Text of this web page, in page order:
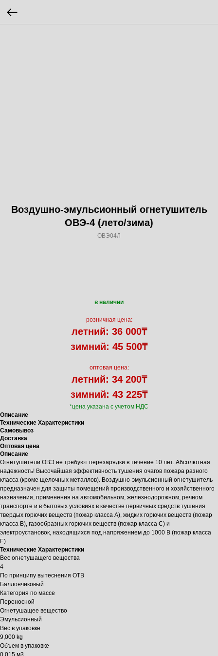
Воздушно-эмульсионный огнетушитель
ОВЭ-4 (лето/зима)
ОВЭ04Л
в наличии
розничная цена:
летний: 36 000₸
зимний: 45 500₸
оптовая цена:
летний: 34 200₸
зимний: 43 225₸
*цена указана с учетом НДС
Описание
Технические Характеристики
Самовывоз
Доставка
Оптовая цена
Описание
Огнетушители ОВЭ не требуют перезарядки в течение 10 лет. Абсолютная
надежность! Высочайшая эффективность тушения очагов пожара разного
класса (кроме щелочных металлов). Воздушно-эмульсионный огнетушитель
предназначен для защиты помещений производственного и хозяйственного
назначения, применения на автомобильном, железнодорожном, речном
транспорте и в бытовых условиях в качестве первичных средств тушения
твердых горючих веществ (пожар класса А), жидких горючих веществ (пожар
класса В), газообразных горючих веществ (пожар класса С) и
электроустановок, находящихся под напряжением до 1000 В (пожар класса
Е).
Технические Характеристики
Вес огнетушащего вещества
4
По принципу вытеснения ОТВ
Баллончиковый
Категория по массе
Переносной
Огнетушащее вещество
Эмульсионный
Вес в упаковке
9,000 kg
Объем в упаковке
0,015 м3